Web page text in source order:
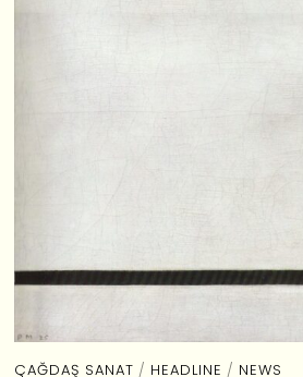
ÇAĞDAŞ SANAT / HEADLINE / NEWS